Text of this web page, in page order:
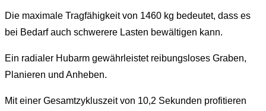
Die maximale Tragfähigkeit von 1460 kg bedeutet, dass es
bei Bedarf auch schwerere Lasten bewältigen kann.
Ein radialer Hubarm gewährleistet reibungsloses Graben,
Planieren und Anheben.
Mit einer Gesamtzykluszeit von 10,2 Sekunden profitieren